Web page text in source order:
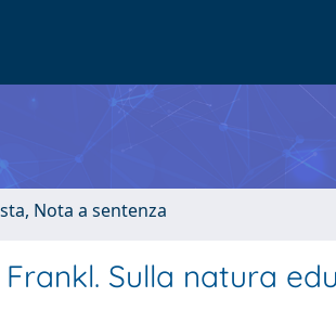
Nota a sentenza
Sulla natura